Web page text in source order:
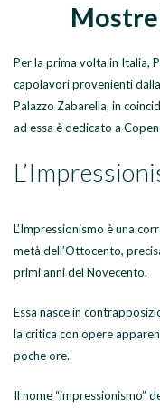
Per la prima volta in Italia,
capolavori provenienti
Palazzo Zabarella, in
ad essa è dedicato a
L’Impressionismo è una
metà dell’Ottocento,
primi anni del Novecento.
Essa nasce in
la critica con opere
poche ore.
Il nome “impressionismo”